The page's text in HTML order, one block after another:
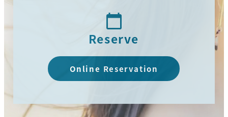
Reserve
Online Reservation